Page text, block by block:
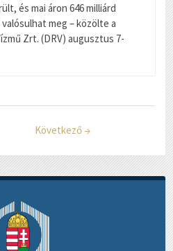
és mai áron 646 milliárd
meg – közölte a
Zrt. (DRV) augusztus 7-
Következő→